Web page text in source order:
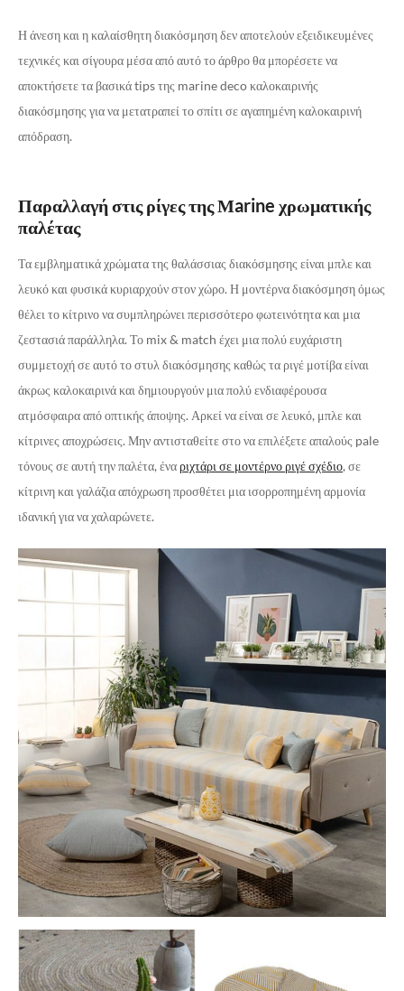
Η άνεση και η καλαίσθητη διακόσμηση δεν αποτελούν εξειδικευμένες
τεχνικές και σίγουρα μέσα από αυτό το άρθρο θα μπορέσετε να
αποκτήσετε τα βασικά tips της marine deco καλοκαιρινής
διακόσμησης για να μετατραπεί το σπίτι σε αγαπημένη καλοκαιρινή
απόδραση.
Παραλλαγή στις ρίγες της Μarine χρωματικής
παλέτας
Τα εμβληματικά χρώματα της θαλάσσιας διακόσμησης είναι μπλε και
λευκό και φυσικά κυριαρχούν στον χώρο. Η μοντέρνα διακόσμηση όμως
θέλει το κίτρινο να συμπληρώνει περισσότερο φωτεινότητα και μια
ζεστασιά παράλληλα. Το mix & match έχει μια πολύ ευχάριστη
συμμετοχή σε αυτό το στυλ διακόσμησης καθώς τα ριγέ μοτίβα είναι
άκρως καλοκαιρινά και δημιουργούν μια πολύ ενδιαφέρουσα
ατμόσφαιρα από οπτικής άποψης. Αρκεί να είναι σε λευκό, μπλε και
κίτρινες αποχρώσεις. Μην αντισταθείτε στο να επιλέξετε απαλούς pale
τόνους σε αυτή την παλέτα, ένα ριχτάρι σε μοντέρνο ριγέ σχέδιο, σε
κίτρινη και γαλάζια απόχρωση προσθέτει μια ισορροπημένη αρμονία
ιδανική για να χαλαρώνετε.